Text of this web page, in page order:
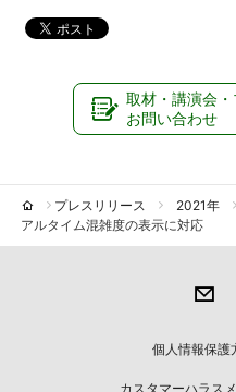
取材・講演会
お問い合わせ
プレスリリース 2021年
アルタイム混雑度の表示に対応
個人情報保護
カスタマーハラス